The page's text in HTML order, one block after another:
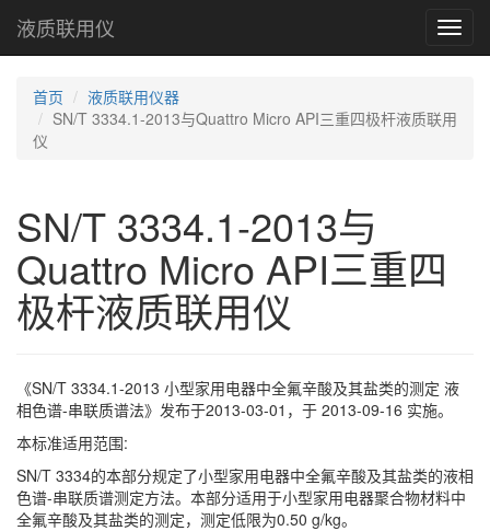
液质联用仪
首页
液质联用仪器
SN/T 3334.1-2013与Quattro Micro API三重四极杆液质联用
仪
SN/T 3334.1-2013与
Quattro Micro API三重四
极杆液质联用仪
《SN/T 3334.1-2013 小型家用电器中全氟辛酸及其盐类的测定 液
相色谱-串联质谱法》发布于2013-03-01，于 2013-09-16 实施。
本标准适用范围:
SN/T 3334的本部分规定了小型家用电器中全氟辛酸及其盐类的液相
色谱-串联质谱测定方法。本部分适用于小型家用电器聚合物材料中
全氟辛酸及其盐类的测定，测定低限为0.50 g/kg。